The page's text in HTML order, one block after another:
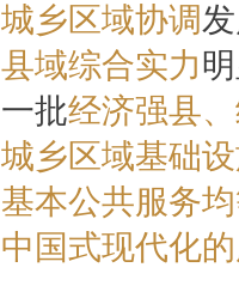
城乡区域协调
县域综合实力
一批经济强县
城乡区域基础
基本公共服务
中国式现代化